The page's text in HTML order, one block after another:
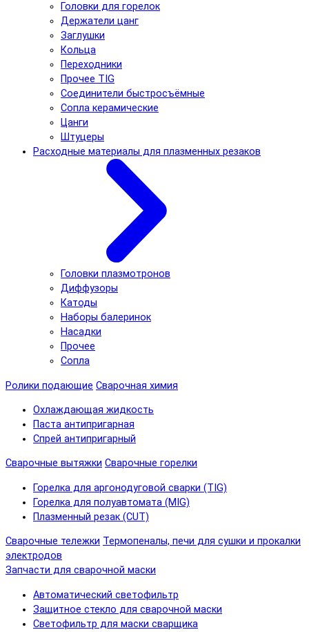
Головки для горелок
Держатели цанг
Заглушки
Кольца
Переходники
Прочее TIG
Соединители быстросъёмные
Сопла керамические
Цанги
Штуцеры
Расходные материалы для плазменных резаков
Головки плазмотронов
Диффузоры
Катоды
Наборы балеринок
Насадки
Прочее
Сопла
Ролики подающие Сварочная химия
Охлаждающая жидкость
Паста антипригарная
Спрей антипригарный
Сварочные вытяжки Сварочные горелки
Горелка для аргонодуговой сварки (TIG)
Горелка для полуавтомата (MIG)
Плазменный резак (CUT)
Сварочные тележки Термопеналы, печи для сушки и прокалки
электродов
Запчасти для сварочной маски
Автоматический светофильтр
Защитное стекло для сварочной маски
Светофильтр для маски сварщика